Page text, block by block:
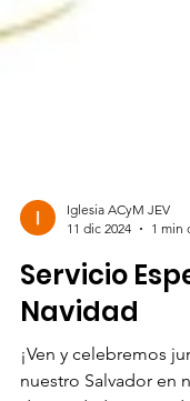
Iglesia ACyM JEV
11 dic 2024
Servicio
Navidad